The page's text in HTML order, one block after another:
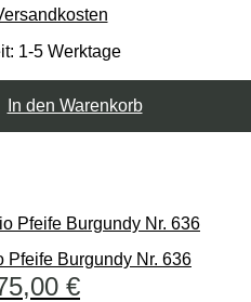
1-5 Werktage
In den Warenkorb
Pfeife Burgundy Nr. 636
€